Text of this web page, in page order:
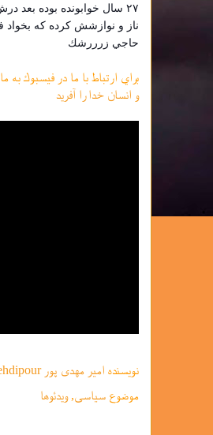
٢٧ سال خوابونده بوده بعد درش آورده
ناز و نوازشش كرده كه
حاجي زرررشك
براي ارتباط با ما در فيسبوك به ما
و انسان خدا را آفرید
نویسنده امیر مهدی پور Amir Mehdipour
موضوع سیاسی,ویدئوها